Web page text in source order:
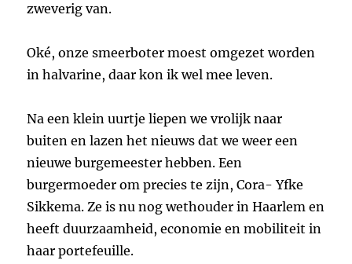
zweverig van.
Oké, onze smeerboter moest omgezet worden
in halvarine, daar kon ik wel mee leven.
Na een klein uurtje liepen we vrolijk naar
buiten en lazen het nieuws dat we weer een
nieuwe burgemeester hebben. Een
burgermoeder om precies te zijn, Cora- Yfke
Sikkema. Ze is nu nog wethouder in Haarlem en
heeft duurzaamheid, economie en mobiliteit in
haar portefeuille.